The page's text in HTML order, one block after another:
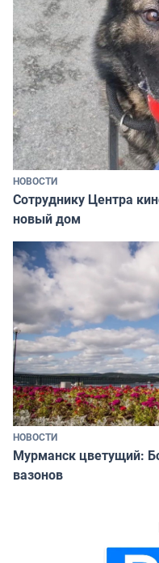
НОВОСТИ
Сотруднику Центра
новый дом
НОВОСТИ
Мурманск цветущий:
вазонов